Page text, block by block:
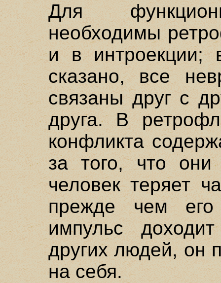
Для
необходимы
и в интроекции;
сказано, все
связаны друг с
друга. В
конфликта
за того, что они
человек теряет
прежде чем его
импульс
других людей, он
на себя.